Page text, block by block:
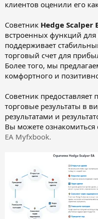
клиентов оценили его
Советник Hedge Scalper
встроенных функций
поддерживает
торговый счет для
Более того, мы
комфортного и
Советник
торговые результаты в
результатами и
Вы можете
EA Myfxbook.